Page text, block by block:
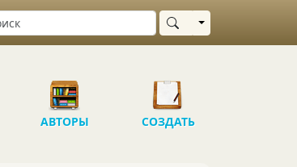
Выбрать область
АВТОРЫ СОЗДАТЬ